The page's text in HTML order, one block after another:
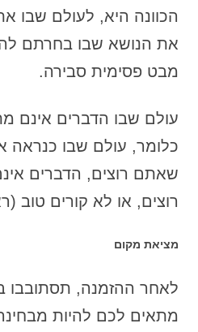
הכוונה היא, לעולם שבו
את הנושא שבו בחרתם
מבט פסימית סבירה.
עולם שבו הדברים אינם
כלומר, עולם שבו כנראה
שאתם רוצים, הדברים
רוצים, או לא קורים טוב
מציאת מקום
לאחר ההזמנה, תסתובבו
מתאים לכם להיות